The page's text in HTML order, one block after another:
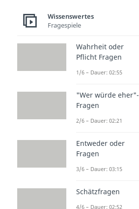
Wissenswertes
Fragespiele
Wahrheit oder
Pflicht Fragen
1/6 – Dauer: 02:55
"Wer würde eher"-
Fragen
2/6 – Dauer: 02:21
Entweder oder
Fragen
3/6 – Dauer: 03:15
Schätzfragen
4/6 – Dauer: 02:52